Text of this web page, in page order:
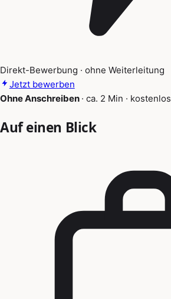
Direkt-Bewerbung · ohne Weiterleitung
Jetzt bewerben
Ohne Anschreiben · ca. 2 Min · kostenlos
Auf einen Blick